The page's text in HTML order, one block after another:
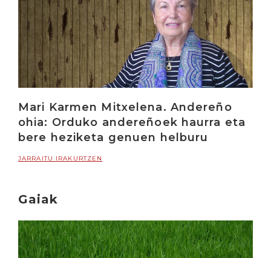
Mari Karmen Mitxelena. Andereño
ohia: Orduko andereñoek haurra eta
bere heziketa genuen helburu
JARRAITU IRAKURTZEN
Gaiak